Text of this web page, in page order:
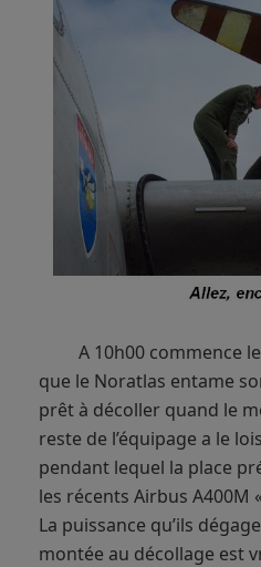
A 10h00 commence le
que le Noratlas entame
prêt à décoller quand le
reste de l’équipage a le
pendant lequel la place
les récents Airbus A400M
La puissance qu’ils
montée au décollage est